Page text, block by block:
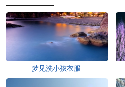
梦见洗小孩衣服